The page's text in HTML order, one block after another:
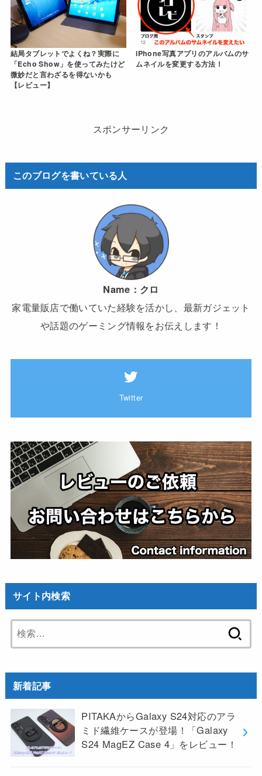
結局タブレットでよくね？実際に
「Echo Show」を使ってみたけど
微妙だと言わざるを得ないかも
【レビュー】
iPhone写真アプリのアルバムのサ
ムネイルを変更する方法！
スポンサーリンク
このブログを書いている人
Name： クロ
家電量販店で働いていた経験を活かし、最新ガジェット
や話題のゲーミング情報をお伝えします！
Twitter
サイト内検索
索:
新着記事
PITAKAからGalaxy S24対応のアラ
ミド繊維ケースが登場！「Galaxy
S24 MagEZ Case 4」をレビュー！